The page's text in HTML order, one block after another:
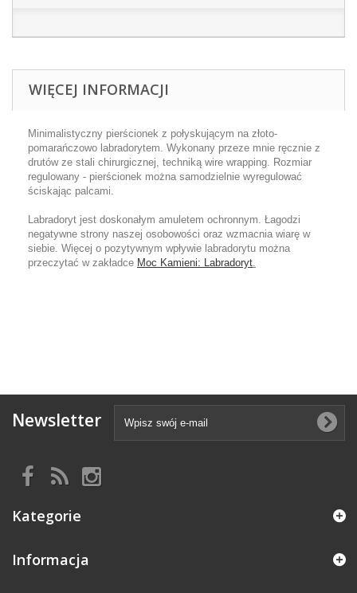
WIĘCEJ INFORMACJI
Minimalistyczny pierścionek z połyskującym na złoto-
pomarańczowo labradorytem. Wykonany przeze mnie ręcznie z
drutów ze stali chirurgicznej, techniką wire wrapping. Rozmiar
regulowany - pierścionek można samodzielnie wyregulować
ściskając palcami.
Labradoryt jest doskonałym amuletem ochronnym. Łagodzi
negatywne strony naszej osobowości oraz wzmacnia wiarę w
siebie. Więcej o pozytywnym wpływie labradorytu można
przeczytać w zakładce Moc Kamieni: Labradoryt.
Newsletter
Kategorie
Informacja